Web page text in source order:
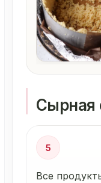
Сырная
5
Все